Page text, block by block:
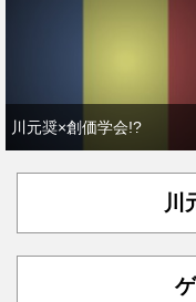
川元奨×創価学会!?
川